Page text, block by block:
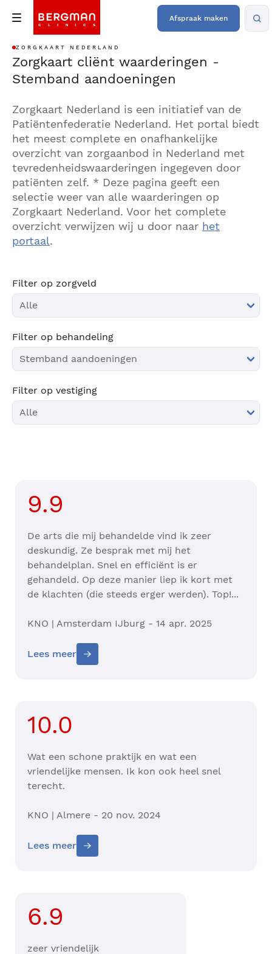
Afspraak maken
ZORGKAART NEDERLAND
Zorgkaart cliënt waarderingen -
Stemband aandoeningen
Zorgkaart Nederland is een initiatief van de
Patiëntenfederatie Nederland. Het portal biedt
het meest complete en onafhankelijke
overzicht van zorgaanbod in Nederland met
tevredenheidswaarderingen ingegeven door
patiënten zelf. * Deze pagina geeft een
selectie weer van alle waarderingen op
Zorgkaart Nederland. Voor het complete
overzicht verwijzen wij u door naar het
portaal.
Filter op zorgveld
Filter op behandeling
Filter op vestiging
9.9
De arts die mij behandelde vind ik zeer
deskundig. Ze besprak met mij het
behandelplan. Snel en efficiënt is er
gehandeld. Op deze manier liep ik kort met
de klachten (die steeds erger werden). Top!...
KNO | Amsterdam IJburg - 14 apr. 2025
Lees meer
10.0
Wat een schone praktijk en wat een
vriendelijke mensen. Ik kon ook heel snel
terecht.
KNO | Almere - 20 nov. 2024
Lees meer
6.9
zeer vriendelijk